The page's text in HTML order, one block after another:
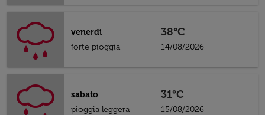
venerdì
forte pioggia
38°C
14/08/2026
sabato
pioggia leggera
31°C
15/08/2026